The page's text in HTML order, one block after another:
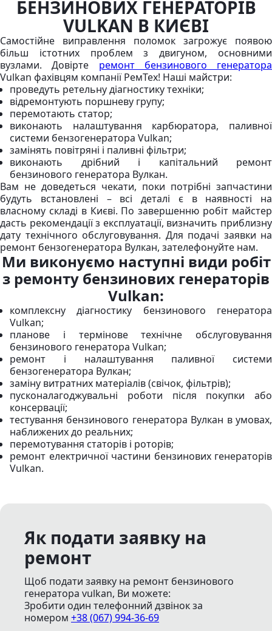
БЕНЗИНОВИХ ГЕНЕРАТОРІВ
VULKAN В КИЄВІ
Самостійне виправлення поломок загрожує появою
більш істотних проблем з двигуном, основними
вузлами. Довірте ремонт бензинового генератора
Vulkan фахівцям компанії РемТех! Наші майстри:
проведуть ретельну діагностику техніки;
відремонтують поршневу групу;
перемотають статор;
виконають налаштування карбюратора, паливної
системи бензогенератора Vulkan;
замінять повітряні і паливні фільтри;
виконають дрібний і капітальний ремонт
бензинового генератора Вулкан.
Вам не доведеться чекати, поки потрібні запчастини
будуть встановлені – всі деталі є в наявності на
власному складі в Києві. По завершенню робіт майстер
дасть рекомендації з експлуатації, визначить приблизну
дату технічного обслуговування. Для подачі заявки на
ремонт бензогенератора Вулкан, зателефонуйте нам.
Ми виконуємо наступні види робіт
з ремонту бензинових генераторів
Vulkan:
комплексну діагностику бензинового генератора
Vulkan;
планове і термінове технічне обслуговування
бензинового генератора Vulkan;
ремонт і налаштування паливної системи
бензогенератора Вулкан;
заміну витратних матеріалів (свічок, фільтрів);
пусконалагоджувальні роботи після покупки або
консервації;
тестування бензинового генератора Вулкан в умовах,
наближених до реальних;
перемотування статорів і роторів;
ремонт електричної частини бензинових генераторів
Vulkan.
Як подати заявку на
ремонт
Щоб подати заявку на ремонт бензинового
генератора vulkan, Ви можете:
Зробити один телефонний дзвінокза
номером +38 (067) 994-36-69